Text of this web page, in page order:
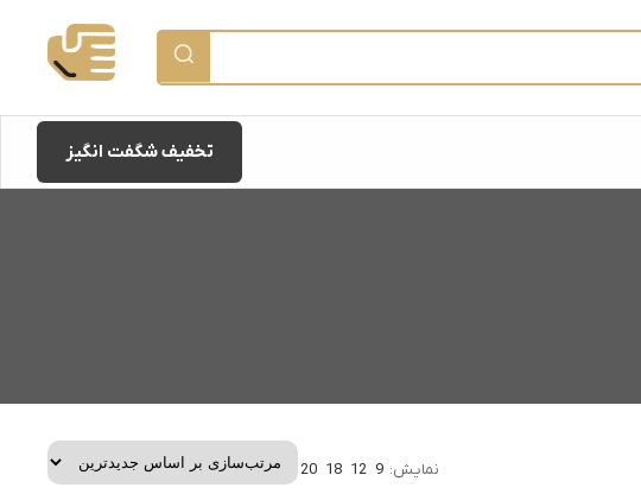
تخفیف شگفت انگیز
نمایش: 9
12
18
20